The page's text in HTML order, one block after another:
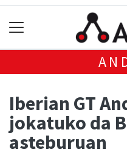
Iberian GT
jokatuko da
asteburuan